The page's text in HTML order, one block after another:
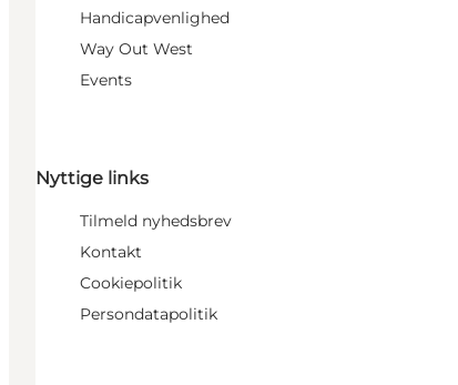
Handicapvenlighed
Way Out West
Events
Nyttige links
Tilmeld nyhedsbrev
Kontakt
Cookiepolitik
Persondatapolitik